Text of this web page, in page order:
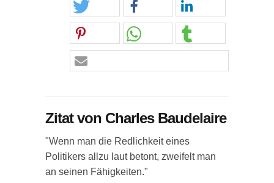
Zitat von Charles Baudelaire
"Wenn man die Redlichkeit eines
Politikers allzu laut betont, zweifelt man
an seinen Fähigkeiten."